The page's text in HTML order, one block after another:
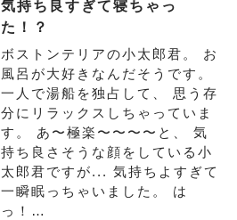
気持ち良すぎて寝ちゃっ
た！？
ボストンテリアの小太郎君。 お
風呂が大好きなんだそうです。
一人で湯船を独占して、 思う存
分にリラックスしちゃっていま
す。 あ〜極楽〜〜〜〜と、 気
持ち良さそうな顔をしている小
太郎君ですが... 気持ちよすぎて
一瞬眠っちゃいました。 は
っ！…